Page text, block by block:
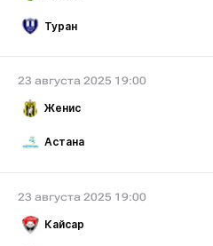
Туран
23 августа 2025 19:00
Женис
Астана
23 августа 2025 19:00
Кайсар